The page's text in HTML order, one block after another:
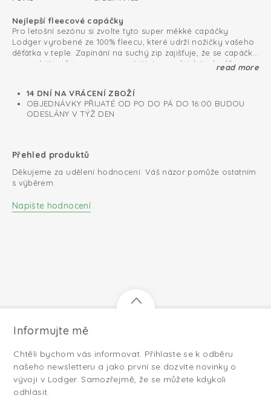
Nejlepší fleecové capáčky
Pro letošní sezónu si zvolte tyto super měkké capáčky
Lodger vyrobené ze 100% fleecu, které udrží nožičky vašeho
děťátka v teple. Zapínání na suchý zip zajišťuje, že se capáčky
nesundají a zůstanou nasazené. Nejen praktické, ale díky
které jsou zimní capáčky bezpečné pro stání i první krůčky.
Doplňte svůj zimní set o ladící čepici, šálu a rukavice, aby
vaše děťátko zůstalo v teple, když se jde ven.
read more
14 DNÍ NA VRÁCENÍ ZBOŽÍ
OBJEDNÁVKY PŘIJATÉ OD PO DO PÁ DO 16:00 BUDOU
ODESLÁNY V TÝŽ DEN
Přehled produktů
Děkujeme za udělení hodnocení. Váš názor pomůže ostatním
s výběrem.
Napište hodnocení
Informujte mě
Chtěli bychom vás informovat. Přihlaste se k odběru
našeho newsletteru a jako první se dozvíte novinky o
vývoji v Lodger. Samozřejmě, že se můžete kdykoli
odhlásit.